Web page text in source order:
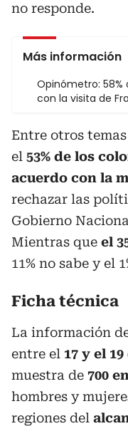
no responde.
Más información
Opinómetro:
con la visita de
Entre otros
el 53% de los
acuerdo con la
rechazar las
Gobierno
Mientras que el
11% no sabe y el
Ficha técnica
La información
entre el 17 y el
muestra de 700
hombres y
regiones del